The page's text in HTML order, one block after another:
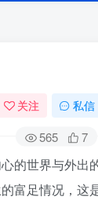
关注 私信
565 7
的世界与外出
富足情况，这